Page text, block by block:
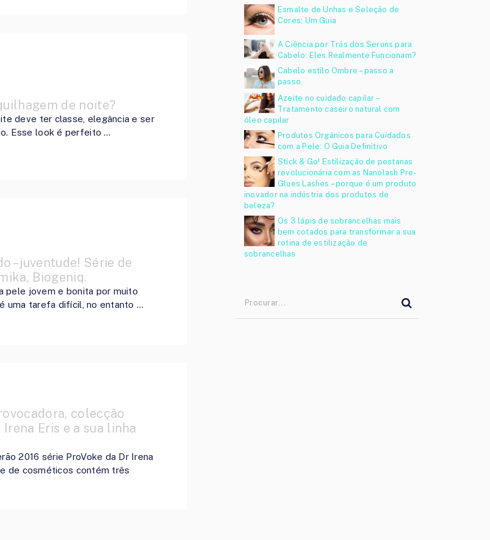
de noite?
deve ter classe, elegância e ser
Esse look é perfeito …
– juventude! Série de
Biogeniq.
pele jovem e bonita por muito
uma tarefa difícil, no entanto …
colecção
Eris e a sua linha
2016 série ProVoke da Dr Irena
de cosméticos contém três
Esmalte de Unhas e Seleção de
Cores: Um Guia
A Ciência por Trás dos Seruns para
Cabelo: Eles Realmente Funcionam?
Cabelo estilo Ombre – passo a
passo.
Azeite no cuidado capilar –
Tratamento caseiro natural com
óleo capilar
Produtos Orgânicos para Cuidados
com a Pele: O Guia Definitivo
Stick & Go! Estilização de pestanas
revolucionária com as Nanolash Pre-
Glues Lashes – porque é um produto
inovador na indústria dos produtos de
beleza?
Os 3 lápis de sobrancelhas mais
bem cotados para transformar a sua
rotina de estilização de
sobrancelhas